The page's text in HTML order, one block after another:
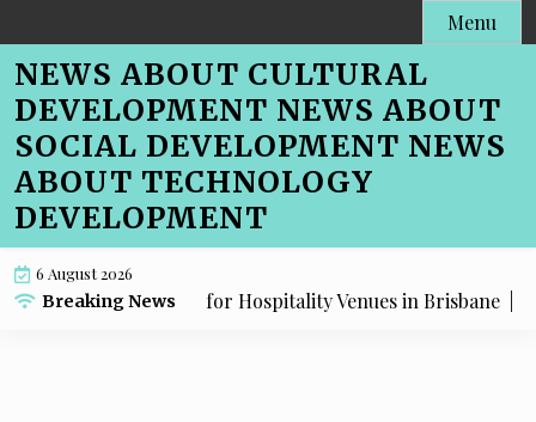
to
content
Menu
NEWS ABOUT CULTURAL
DEVELOPMENT NEWS ABOUT
SOCIAL DEVELOPMENT NEWS
ABOUT TECHNOLOGY
DEVELOPMENT
6 August 2026
Breaking News
SEO Advice for Hospitality Venues in Brisbane |Cafe